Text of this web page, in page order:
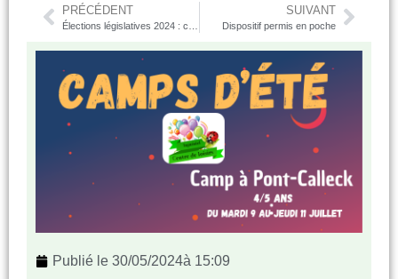
PRÉCÉDENT SUIVANT
Dispositif permis en poche
Publié le 30/05/2024à 15:09